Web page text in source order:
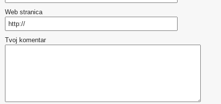
Web stranica
Tvoj komentar